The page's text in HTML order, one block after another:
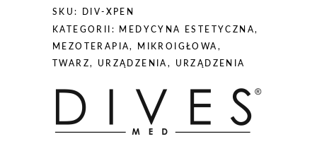
PEN
2.0
dermapen
SKU: DIV-XPEN
KATEGORII: MEDYCYNA ESTETYCZNA,
MEZOTERAPIA, MIKROIGŁOWA ,
TWARZ, URZĄDZENIA , URZĄDZENIA